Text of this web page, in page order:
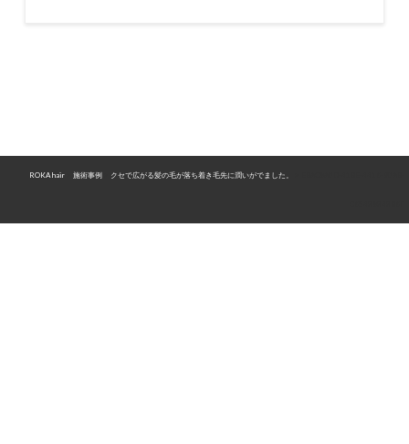
ROKA hair 施術事例 クセで広がる髪の毛が落ち着き毛先に潤いがでました。